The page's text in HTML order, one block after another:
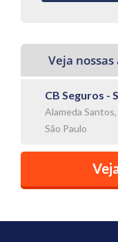
Veja nossas
CB Seguros -
Alameda
São Paulo